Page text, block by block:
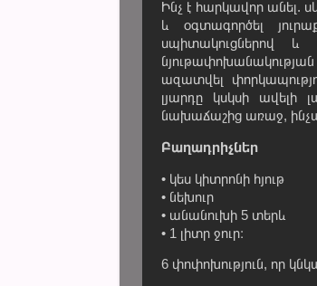
Ինչ է հարկավոր անել.
և օգտագործել
սպիտակուցներով և
ազատվել
լյարդը կսկսի ավելի
նախաճաշից առաջ,
Բաղադրիչներ
• կես կիտրոնի հյութ
• նեխուր
• անանուխի 5 տերև
• 1 լիտր ջուր։
6 փոփոխություն, որ